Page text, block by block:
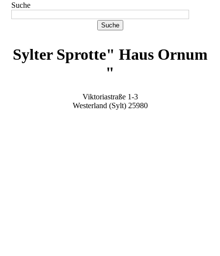
Suche
Sylter Sprotte" Haus Ornum
"
Viktoriastraße 1-3
Westerland (Sylt) 25980